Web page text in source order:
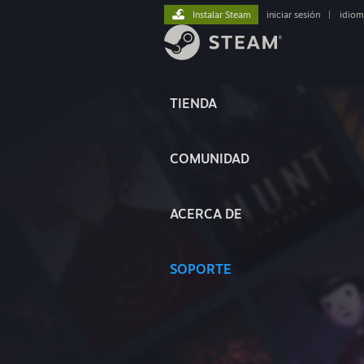
TIENDA
COMUNIDAD
ACERCA DE
SOPORTE
Instalar Steam iniciar sesión